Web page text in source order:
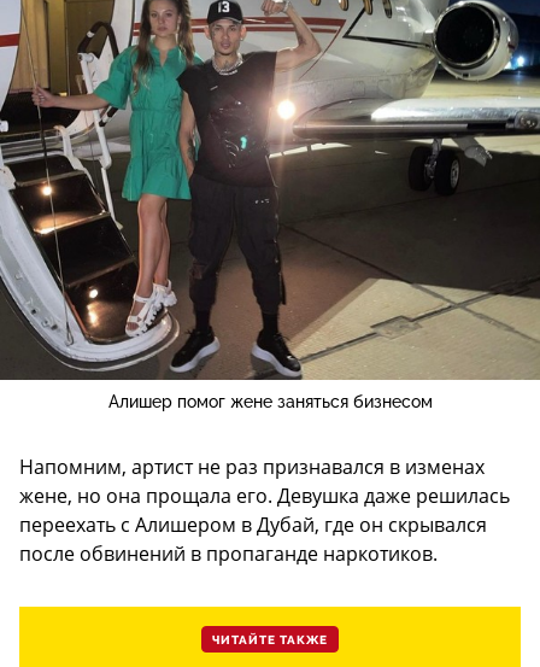
Алишер помог жене заняться бизнесом
Напомним, артист не раз признавался в изменах
жене, но она прощала его. Девушка даже решилась
переехать с Алишером в Дубай, где он скрывался
после обвинений в пропаганде наркотиков.
ЧИТАЙТЕ ТАКЖЕ